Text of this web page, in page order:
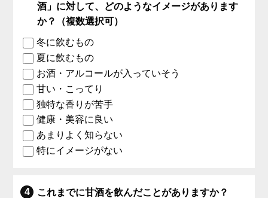
酒」に対して、どのようなイメージがあります
か？（複数選択可）
冬に飲むもの
夏に飲むもの
お酒・アルコールが入っていそう
甘い・こってり
独特な香りが苦手
健康・美容に良い
あまりよく知らない
特にイメージがない
これまでに甘酒を飲んだことがありますか？